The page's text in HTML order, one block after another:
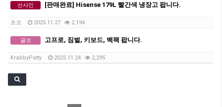
선샤인 [판매완료] Hisense 179L 빨간색 냉장고 팝니다.
초코 2025.11.27 2,194
골코 고프로, 짐벌, 키보드, 백팩 팝니다.
KrabbyPatty 2025.11.24 2,295